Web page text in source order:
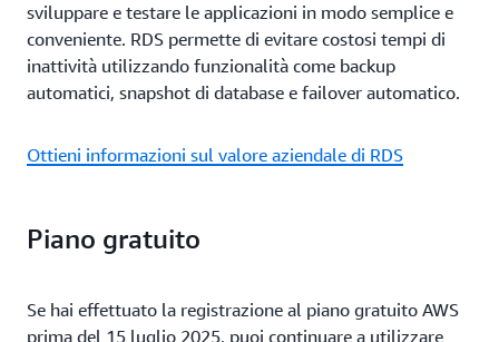
sviluppare e testare le applicazioni in modo semplice e
conveniente. RDS permette di evitare costosi tempi di
inattività utilizzando funzionalità come backup
automatici, snapshot di database e failover automatico.
Ottieni informazioni sul valore aziendale di RDS
Piano gratuito
Se hai effettuato la registrazione al piano gratuito AWS
prima del 15 luglio 2025, puoi continuare a utilizzare